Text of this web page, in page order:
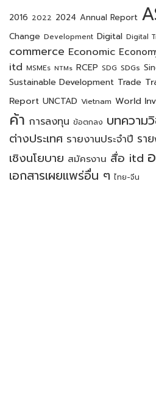
2016 2022 2024 Annual Report
Change Development Digital Digital
commerce Economic
itd MSMEs NTMs RCEP SDG SDGs
Sustainable Development Trade
Report UNCTAD Vietnam World
ค้า การลงทุน ข้อตกลง บทความ
ต่างประเทศ รายงานประจำปี รา
เชิงนโยบาย สมัครงาน สื่อ itd
เอกสารเผยแพร่อื่น ๆ ไทย-จีน